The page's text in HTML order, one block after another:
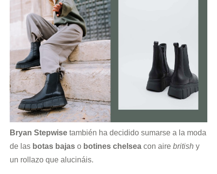
Bryan Stepwise también ha decidido sumarse a la moda
de las botas bajas o botines chelsea con aire british y
un rollazo que alucináis.